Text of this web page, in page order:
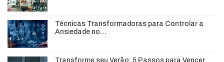
Técnicas Transformadoras para Controlar a
Ansiedade no…
Transforme seu Verão: 5 Passos para Vencer